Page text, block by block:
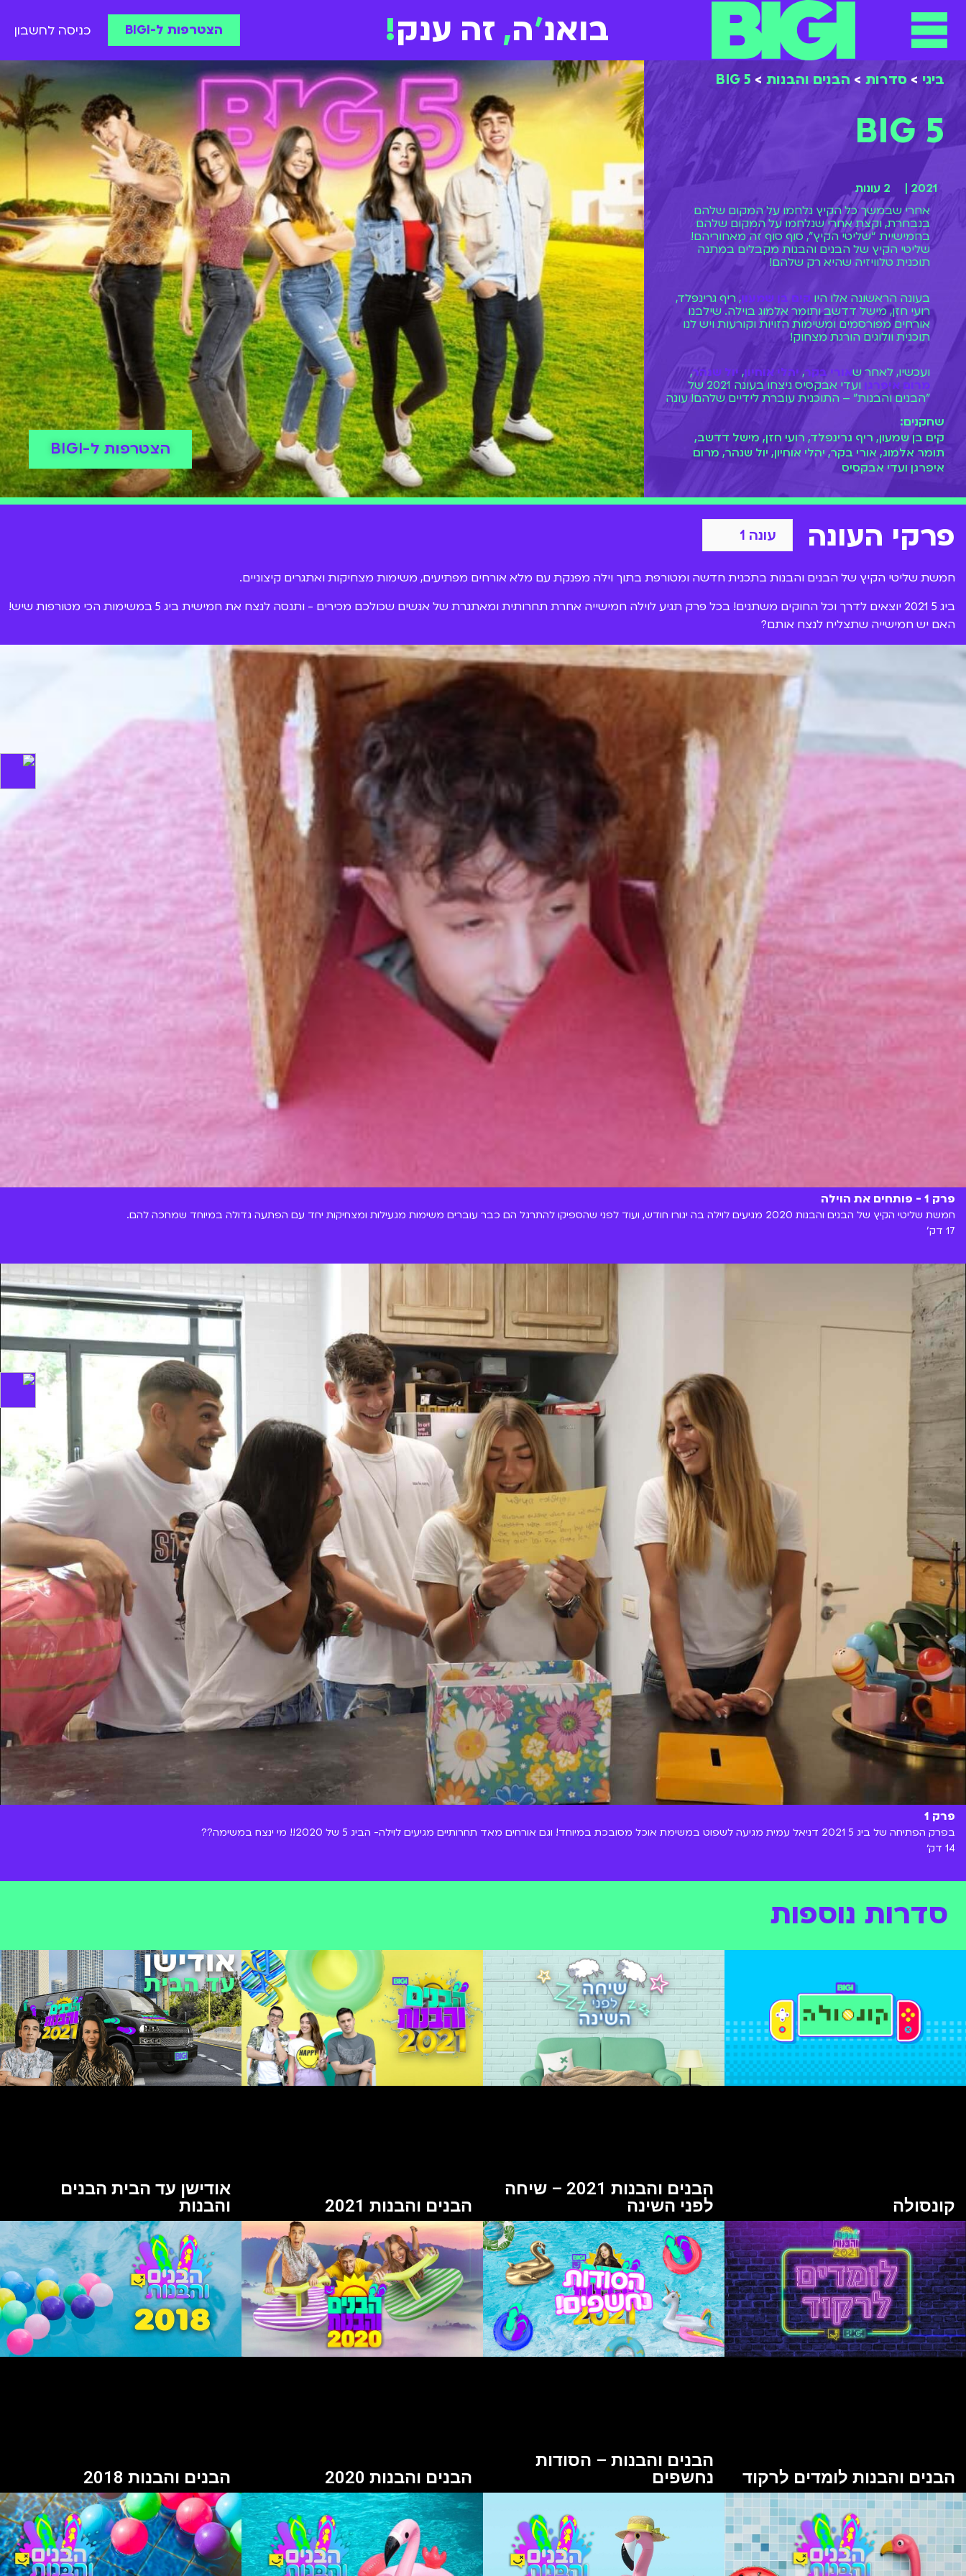
לתוכן
תפריט בואנ'ה, זה ענק! הצטרפות ל-BIGI כניסה לחשבון
ביגי > סדרות > הבנים והבנות >
BIG 5
BIG 5
2021 |
2 עונות
אחרי שבמשך כל הקיץ נלחמו על המקום שלהם
בנבחרת, וקצת אחרי שנלחמו על המקום שלהם
בחמישיית “שליטי הקיץ”, סוף סוף זה מאחוריהם!
שליטי הקיץ של הבנים והבנות מקבלים במתנה
תוכנית טלוויזיה שהיא רק שלהם!
בעונה הראשונה אלו היו קים בן שמעון, ריף גרינפלד,
רועי חזן, מישל דדשב ותומר אלמוג בוילה. שילבנו
אורחים מפורסמים ומשימות הזויות וקורעות ויש לנו
תוכנית וולוגים הורגת מצחוק!
ועכשיו, לאחר שאורי בקר, יהלי אוחיון, יול שנהר,
מרום איפרגן
ועדי אבקסיס ניצחו בעונה 2021 של
"הבנים והבנות" – התוכנית עוברת לידיים שלהם! עונה
לצפייה ישירה ב-BIGI.
שחקנים:
קים בן שמעון, ריף גרינפלד, רועי חזן, מישל דדשב,
תומר אלמוג, אורי בקר, יהלי אוחיון, יול שנהר, מרום
איפרגן ועדי אבקסיס
הצטרפות ל-BIGI
פרקי העונה
חמשת שליטי הקיץ של הבנים והבנות בתכנית חדשה ומטורפת בתוך וילה מפנקת עם מלא אורחים מפתיעים, משימות מצחיקות ואתגרים קיצוניים.
ביג 5 2021 יוצאים לדרך וכל החוקים משתנים! בכל פרק תגיע לוילה חמישייה אחרת תחרותית ומאתגרת של אנשים שכולכם מכירים - ותנסה לנצח את חמישית ביג 5 במשימות הכי מטורפות שיש!
האם יש חמישייה שתצליח לנצח אותם?
פרק 1 - פותחים את הוילה
חמשת שליטי הקיץ של הבנים והבנות 2020 מגיעים לוילה בה יגורו חודש, ועוד לפני שהספיקו להתרגל הם כבר עוברים משימות מגעילות ומצחיקות יחד עם הפתעה גדולה במיוחד שמחכה להם.
17 דק'
פרק 1
בפרק הפתיחה של ביג 5 2021 דניאל עמית מגיעה לשפוט במשימת אוכל מסובכת במיוחד! וגם אורחים מאד תחרותיים מגיעים לוילה- הביג 5 של 2020!! מי ינצח במשימה??
14 דק׳
סדרות נוספות
קונסולה
הבנים והבנות 2021 – שיחה
לפני השינה
הבנים והבנות 2021
אודישן עד הבית הבנים
והבנות
הבנים והבנות לומדים לרקוד
הבנים והבנות – הסודות
נחשפים
הבנים והבנות 2020 הבנים והבנות 2018